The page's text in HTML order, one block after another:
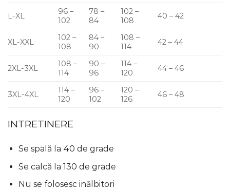
L-XL
96 –
102
78 –
84
102 –
108
40 – 42
XL-XXL
102 –
108
84 –
90
108 –
114
42 – 44
2XL-3XL
108 –
114
90 –
96
114 –
120
44 – 46
3XL-4XL
114 –
120
96 –
102
120 –
126
46 – 48
INTRETINERE
Se spală la 40 de grade
Se calcă la 130 de grade
Nu se folosesc inălbitori